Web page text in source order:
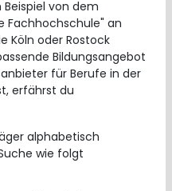
von dem
Fachhochschule" an
Köln oder Rostock
Bildungsangebot
für Berufe in der
erfährst du
alphabetisch
wie folgt